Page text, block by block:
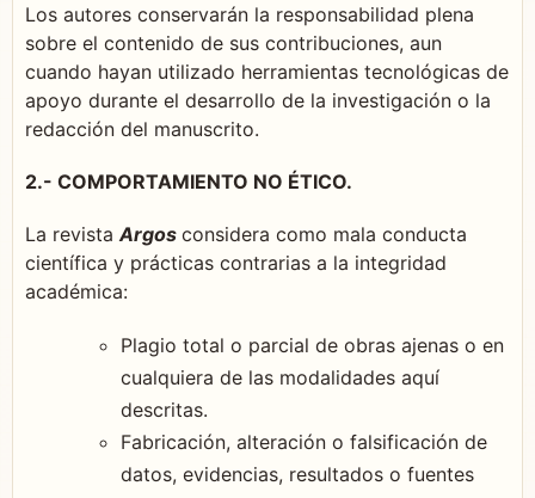
Los autores conservarán la responsabilidad plena
sobre el contenido de sus contribuciones, aun
cuando hayan utilizado herramientas tecnológicas de
apoyo durante el desarrollo de la investigación o la
redacción del manuscrito.
2.- COMPORTAMIENTO NO ÉTICO.
La revista Argos considera como mala conducta
científica y prácticas contrarias a la integridad
académica:
Plagio total o parcial de obras ajenas o en
cualquiera de las modalidades aquí
descritas.
Fabricación, alteración o falsificación de
datos, evidencias, resultados o fuentes